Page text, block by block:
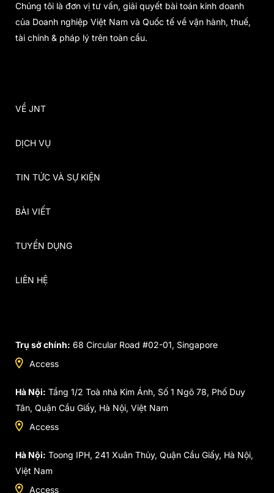
Chúng tôi là đơn vị tư vấn, giải quyết bài toán kinh doanh
của Doanh nghiệp Việt Nam và Quốc tế về vận hành, thuế,
tài chính & pháp lý trên toàn cầu.
VỀ JNT
DỊCH VỤ
TIN TỨC VÀ SỰ KIỆN
BÀI VIẾT
TUYỂN DỤNG
LIÊN HỆ
Trụ sở chính: 68 Circular Road #02-01, Singapore
Access
Hà Nội: Tầng 1/2 Toà nhà Kim Ánh, Số 1 Ngõ 78, Phố Duy
Tân, Quận Cầu Giấy, Hà Nội, Việt Nam
Access
Hà Nội: Toong IPH, 241 Xuân Thủy, Quận Cầu Giấy, Hà Nội,
Việt Nam
Access